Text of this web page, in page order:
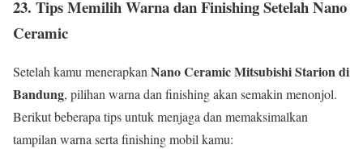
23. Tips Memilih Warna dan Finishing Setelah Nano
Ceramic
Setelah kamu menerapkanNano Ceramic Mitsubishi Starion di
Bandung, pilihan warna dan finishing akan semakin menonjol.
Berikut beberapa tips untuk menjaga dan memaksimalkan
tampilan warna serta finishing mobil kamu: